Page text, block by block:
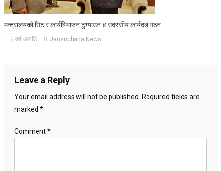
मन्त्रालयको सिट र कार्यबिभाजन टुंग्याउन ४ सदस्सीय कार्यदल गठन
२ वर्ष अगाडि Jansuchana News
Leave a Reply
Your email address will not be published.
Required fields are
marked *
Comment*